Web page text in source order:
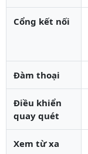
Cổng kết nối
Đàm thoại
Điều khiển
quay quét
Xem từ xa